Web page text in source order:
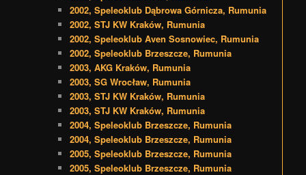
2002, Speleoklub Dąbrowa Górnicza, Rumunia
2002, STJ KW Kraków, Rumunia
2002, Speleoklub Aven Sosnowiec, Rumunia
2002, Speleoklub Brzeszcze, Rumunia
2003, AKG Kraków, Rumunia
2003, SG Wrocław, Rumunia
2003, STJ KW Kraków, Rumunia
2003, STJ KW Kraków, Rumunia
2004, Speleoklub Brzeszcze, Rumunia
2004, Speleoklub Brzeszcze, Rumunia
2005, Speleoklub Brzeszcze, Rumunia
2005, Speleoklub Brzeszcze, Rumunia